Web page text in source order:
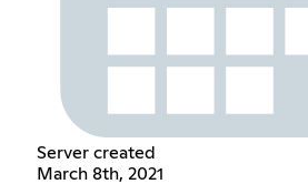
Server created
March 8th, 2021